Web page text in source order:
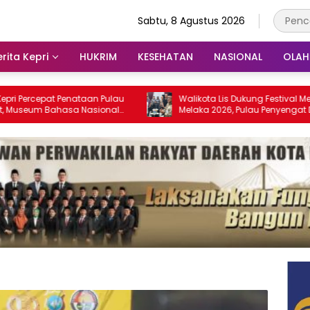
Sabtu, 8 Agustus 2026
Kepri HUKRIM KESEHATAN NASIONAL
Penataan Pulau
Nasional
Walikota Lis Dukung Festival Media Selat
Melaka 2026, Pulau Penyengat Disiapkan
Jadi Etalase Budaya Melayu